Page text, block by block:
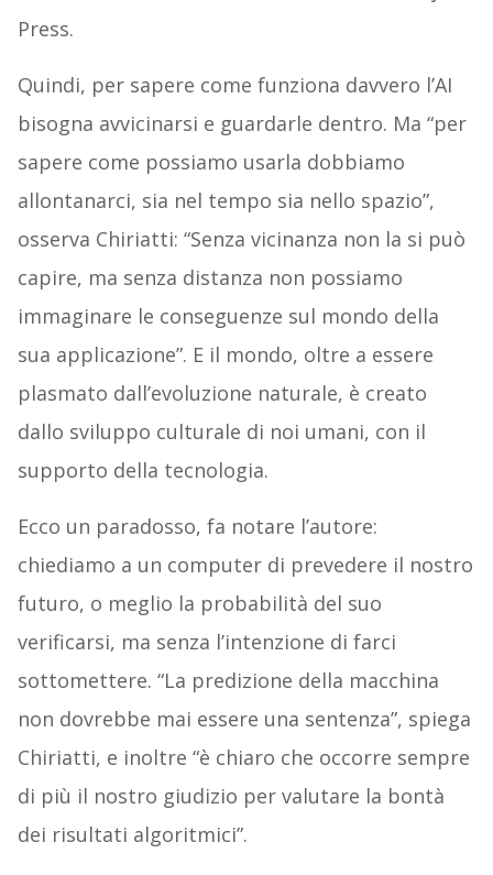
Press.
Quindi, per sapere come funziona davvero l’AI
bisogna avvicinarsi e guardarle dentro. Ma “per
sapere come possiamo usarla dobbiamo
allontanarci, sia nel tempo sia nello spazio”,
osserva Chiriatti: “Senza vicinanza non la si può
capire, ma senza distanza non possiamo
immaginare le conseguenze sul mondo della
sua applicazione”. E il mondo, oltre a essere
plasmato dall’evoluzione naturale, è creato
dallo sviluppo culturale di noi umani, con il
supporto della tecnologia.
Ecco un paradosso, fa notare l’autore:
chiediamo a un computer di prevedere il nostro
futuro, o meglio la probabilità del suo
verificarsi, ma senza l’intenzione di farci
sottomettere. “La predizione della macchina
non dovrebbe mai essere una sentenza”, spiega
Chiriatti, e inoltre “è chiaro che occorre sempre
di più il nostro giudizio per valutare la bontà
dei risultati algoritmici”.